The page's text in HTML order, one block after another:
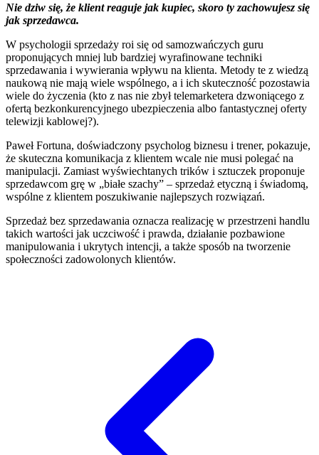
Nie dziw się, że klient reaguje jak kupiec, skoro ty zachowujesz się
jak sprzedawca.
W psychologii sprzedaży roi się od samozwańczych guru
proponujących mniej lub bardziej wyrafinowane techniki
sprzedawania i wywierania wpływu na klienta. Metody te z wiedzą
naukową nie mają wiele wspólnego, a i ich skuteczność pozostawia
wiele do życzenia (kto z nas nie zbył telemarketera dzwoniącego z
ofertą bezkonkurencyjnego ubezpieczenia albo fantastycznej oferty
telewizji kablowej?).
Paweł Fortuna, doświadczony psycholog biznesu i trener, pokazuje,
że skuteczna komunikacja z klientem wcale nie musi polegać na
manipulacji. Zamiast wyświechtanych trików i sztuczek proponuje
sprzedawcom grę w „białe szachy” – sprzedaż etyczną i świadomą,
wspólne z klientem poszukiwanie najlepszych rozwiązań.
Sprzedaż bez sprzedawania oznacza realizację w przestrzeni handlu
takich wartości jak uczciwość i prawda, działanie pozbawione
manipulowania i ukrytych intencji, a także sposób na tworzenie
społeczności zadowolonych klientów.